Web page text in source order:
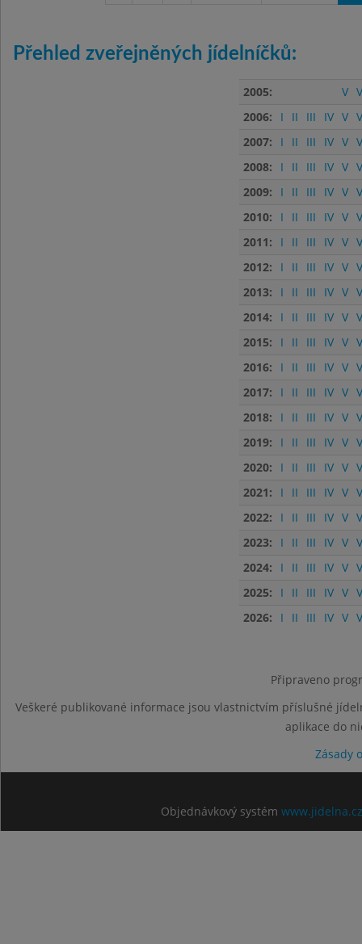
Přehled zveřejněných jídelníčků:
2005: V
2006:
I II III IV V
2007:
I II III IV V
2008:
I II III IV V
2009:
I II III IV V
2010:
I II III IV V
2011:
I II III IV V
2012:
I II III IV V
2013:
I II III IV V
2014:
I II III IV V
2015:
I II III IV V
2016:
I II III IV V
2017:
I II III IV V
2018:
I II III IV V
2019:
I II III IV V
2020:
I II III IV V
2021:
I II III IV V
2022:
I II III IV V
2023:
I II III IV V
2024:
I II III IV V
2025:
I II III IV V
2026:
I II III IV V
Připraveno
Veškeré publikované informace jsou vlastnictvím příslušné
aplikace do
Zásady
Objednávkový systém www.jidelna.cz